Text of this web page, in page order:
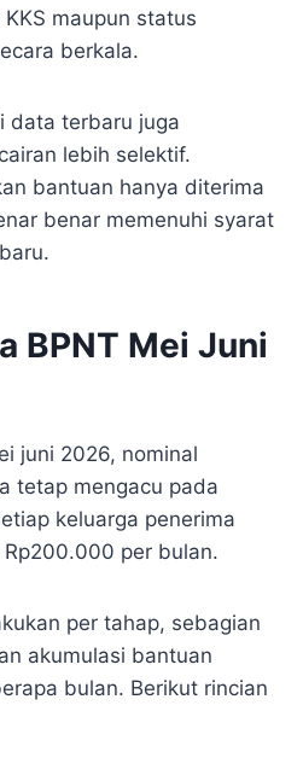
maupun status
berkala.
data terbaru juga
lebih selektif.
bantuan hanya diterima
benar memenuhi syarat
BPNT Mei Juni
juni 2026, nominal
tetap mengacu pada
keluarga penerima
per bulan.
per tahap, sebagian
akumulasi bantuan
bulan. Berikut rincian